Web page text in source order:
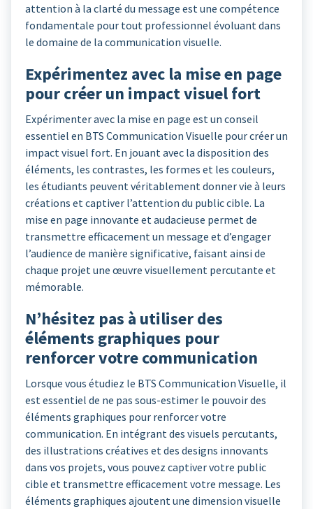
attention à la clarté du message est une compétence
fondamentale pour tout professionnel évoluant dans
le domaine de la communication visuelle.
Expérimentez avec la mise en page
pour créer un impact visuel fort
Expérimenter avec la mise en page est un conseil
essentiel en BTS Communication Visuelle pour créer un
impact visuel fort. En jouant avec la disposition des
éléments, les contrastes, les formes et les couleurs,
les étudiants peuvent véritablement donner vie à leurs
créations et captiver l’attention du public cible. La
mise en page innovante et audacieuse permet de
transmettre efficacement un message et d’engager
l’audience de manière significative, faisant ainsi de
chaque projet une œuvre visuellement percutante et
mémorable.
N’hésitez pas à utiliser des
éléments graphiques pour
renforcer votre communication
Lorsque vous étudiez le BTS Communication Visuelle, il
est essentiel de ne pas sous-estimer le pouvoir des
éléments graphiques pour renforcer votre
communication. En intégrant des visuels percutants,
des illustrations créatives et des designs innovants
dans vos projets, vous pouvez captiver votre public
cible et transmettre efficacement votre message. Les
éléments graphiques ajoutent une dimension visuelle